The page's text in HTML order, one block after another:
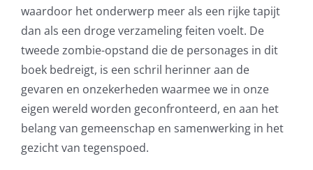
waardoor het onderwerp meer als een rijke tapijt
dan als een droge verzameling feiten voelt. De
tweede zombie-opstand die de personages in dit
boek bedreigt, is een schril herinner aan de
gevaren en onzekerheden waarmee we in onze
eigen wereld worden geconfronteerd, en aan het
belang van gemeenschap en samenwerking in het
gezicht van tegenspoed.